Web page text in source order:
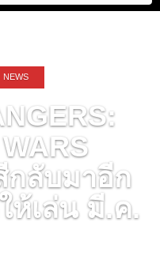
NEWS
กลับมาอีก
ห้เล่น มี.ค.